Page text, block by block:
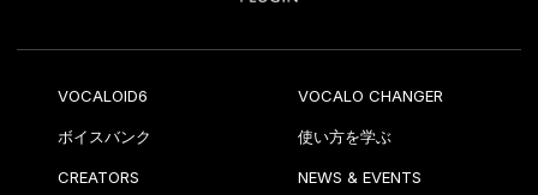
VOCALOID6 VOCALO CHANGER
ボイスバンク 使い方を学ぶ
CREATORS NEWS & EVENTS